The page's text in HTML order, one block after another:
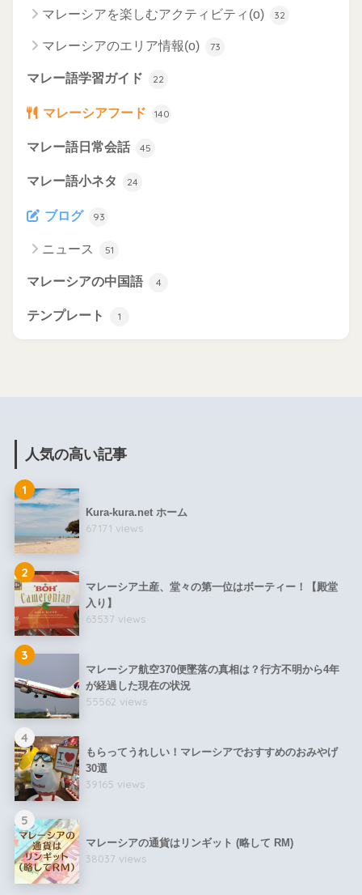
マレーシアを楽しむアクティビティ(o) 32
マレーシアのエリア情報(o) 73
マレー語学習ガイド 22
マレーシアフード 140
マレー語日常会話 45
マレー語小ネタ 24
ブログ 93
ニュース 51
マレーシアの中国語 4
テンプレート 1
人気の高い記事
1
Kura-kura.net ホーム
67171 views
2
マレーシア土産、堂々の第一位はボーティー！【殿堂
入り】
63537 views
3
マレーシア航空370便墜落の真相は？行方不明から4年
が経過した現在の状況
55562 views
4
もらってうれしい！マレーシアでおすすめのおみやげ
30選
39165 views
5
マレーシアの通貨はリンギット (略して RM)
38037 views